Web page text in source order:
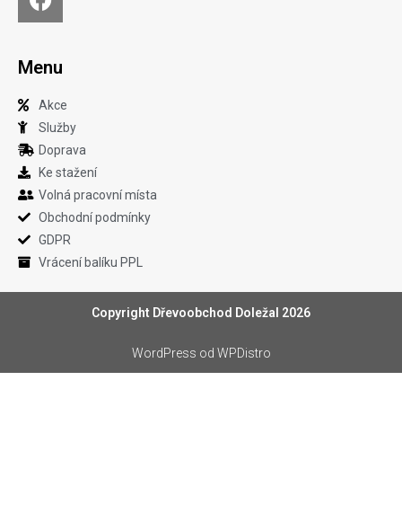
Menu
Akce
Služby
Doprava
Ke stažení
Volná pracovní místa
Obchodní podmínky
GDPR
Vrácení balíku PPL
Copyright Dřevoobchod Doležal 2026
WordPress od WPDistro